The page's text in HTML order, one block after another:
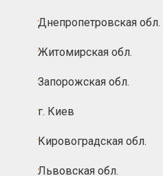
Днепропетровская обл.
Житомирская обл.
Запорожская обл.
г. Киев
Кировоградская обл.
Львовская обл.